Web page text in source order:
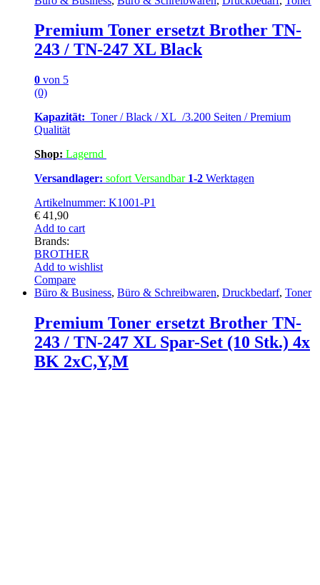
Premium Toner ersetzt Brother TN-
243 / TN-247 XL Black
0 von 5
(0)
Kapazität: Toner / Black / XL /3.200 Seiten / Premium
Qualität
Shop: Lagernd
Versandlager: sofort Versandbar 1-2 Werktagen
Artikelnummer: K1001-P1
€ 41,90
Add to cart
Brands:
BROTHER
Add to wishlist
Compare
Büro & Business, Büro & Schreibwaren, Druckbedarf, Toner
Premium Toner ersetzt Brother TN-
243 / TN-247 XL Spar-Set (10 Stk.) 4x
BK 2xC,Y,M